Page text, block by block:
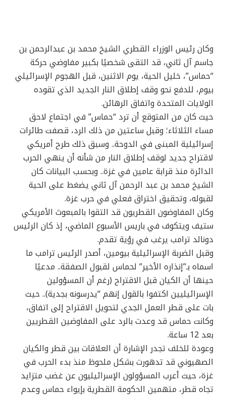
وكان رئيس الوزراء القطري الشيخ محمد بن عبدالرحمن بن
جاسم آل ثاني، قد التقى شخصيًا بكبير مفاوضي حركة
“حماس”، خليل الحية، يوم الاثنين، قبل الهجوم الإسرائيلي
بيوم، للدفع نحو وقف إطلاق النار الجديد الذي تقوده
الولايات المتحدة واتفاق الرهائن.
حيث كان من المتوقع أن ترد “حماس” في اجتماع لاحق
مساء الثلاثاء؛ وقبل ساعتين من ذلك الرد، قصفت طائرات
إسرائيلية المبنى في الدوحة.. وسبق ذلك طرح أمريكي
لاقتراح جديد لوقف إطلاق النار من شأنه أن ينهي الحرب
الدائرة منذ قرابة عامين في غزة.. وبحسب البيانات كان
الشيخ محمد بن عبد الرحمن آل ثاني يضغط على الحية
لقبوله، وتحقيق اختراق فعلي في حرب غزة.
وكان المفاوضون القطريون قد التقوا بالمبعوث الأمريكي
ستيف ويتكوف في باريس الأسبوع الماضي، إذ كان الرئيس
دونالد ترامب يرغب في رؤية تقدم.
وقبل الضربة الإسرائيلية بيومين، أصدر الرئيس ترامب ما
اسماه بـ”إنذاره الأخير” لحماس لقبول الصفقة.. مدعيًا
حينها أن الكيان قبل الاقتراح (رغم أن المسؤولين
الإسرائيليين اكتفوا بالقول إنهم “يدرسونه بجدية).. حيث
بات على قطر العمل الجدي لتحويل الاقتراح إلى اتفاق،
وكانت حماس قد وعدت بالرد على المفاوضين القطريين
بعد 12 ساعة.
وعودة للخلف تجدر الإشارة أن العلاقات بين قطر والكيان
الصهيوني قد تدهورت بشكل ملحوظ منذ بدء الحرب في
غزة، حيث أعرب المسؤولون الإسرائيليون عن غضب متزايد
تجاه قطر، متهمين الحكومة القطرية بإيواء حماس وعدم